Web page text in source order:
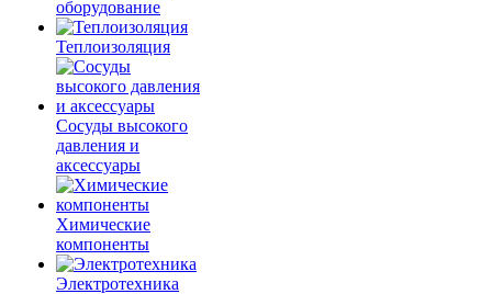
оборудование
Теплоизоляция
Сосуды высокого
давления и
аксессуары
Химические
компоненты
Электротехника